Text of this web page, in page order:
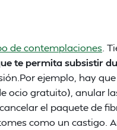
de contemplaciones .
te permita subsistir
ejemplo, hay
ocio gratuito), anular
el paquete de
como un castigo.